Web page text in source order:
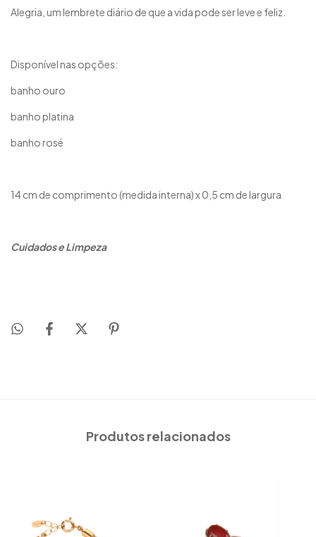
Alegria, um lembrete diário de que a vida pode ser leve e feliz.
Disponível nas opções:
banho ouro
banho platina
banho rosé
14 cm de comprimento (medida interna) x 0,5 cm de largura
Cuidados e Limpeza
Produtos relacionados